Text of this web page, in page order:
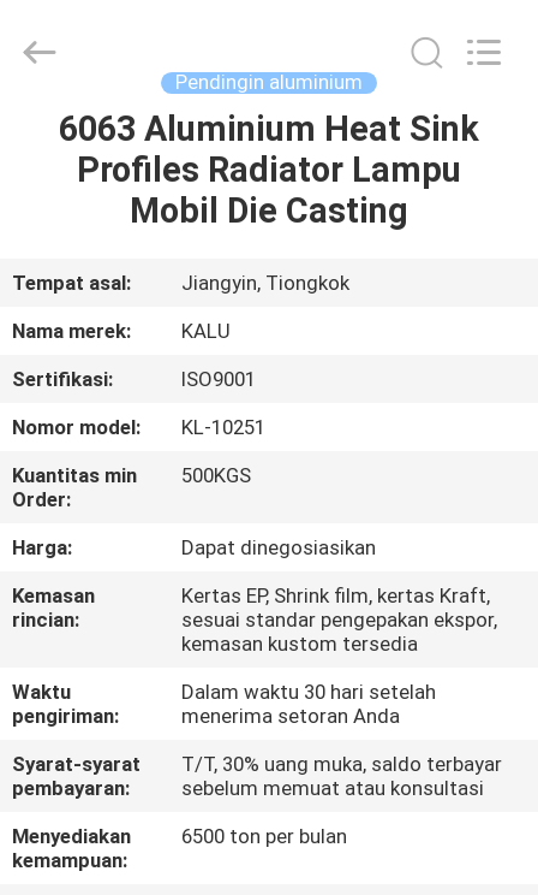
RUMAH
TAMPILAN
VR
TENTANG
KAMI
TUR
PABRIK
KONTROL
KUALITAS
HUBUNGI
KAMI
BERITA
Rights
Pendingin aluminium
6063 Aluminium Heat Sink
Profiles Radiator Lampu
Mobil Die Casting
Tempat asal:
Jiangyin, Tiongkok
Nama merek:
KALU
Sertifikasi:
ISO9001
Nomor model:
KL-10251
Kuantitas min
Order:
500KGS
Harga:
Dapat dinegosiasikan
Kemasan
rincian:
Kertas EP, Shrink film, kertas Kraft,
sesuai standar pengepakan ekspor,
kemasan kustom tersedia
Waktu
pengiriman:
Dalam waktu 30 hari setelah
menerima setoran Anda
Syarat-syarat
pembayaran:
T/T, 30% uang muka, saldo terbayar
sebelum memuat atau konsultasi
Menyediakan
kemampuan:
6500 ton per bulan